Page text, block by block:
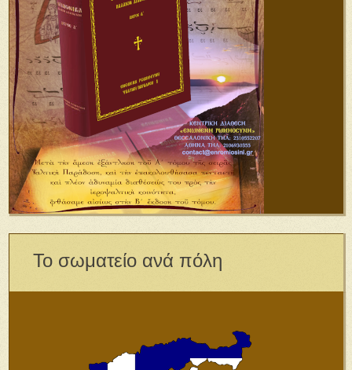
Το σωματείο ανά πόλη